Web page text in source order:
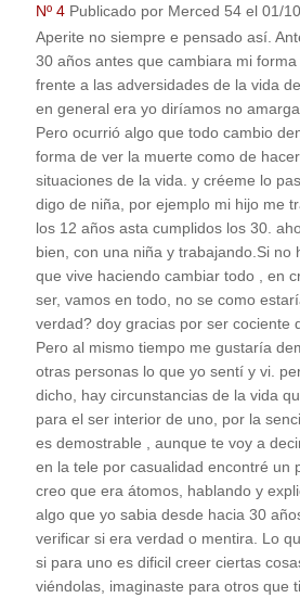
Nº 4Publicado por Merced 54el 01/
Aperite no siempre e pensado así.
30 años antes que cambiara mi
frente a las adversidades de la vida
en general era yo diríamos no
Pero ocurrió algo que todo cambio
forma de ver la muerte como de
situaciones de la vida. y créeme lo
digo de niña, por ejemplo mi hijo me
los 12 años asta cumplidos los 30.
bien, con una niña y trabajando.Si no
que vive haciendo cambiar todo , en
ser, vamos en todo, no se como
verdad? doy gracias por ser cociente
Pero al mismo tiempo me gustaría
otras personas lo que yo sentí y vi.
dicho, hay circunstancias de la vida
para el ser interior de uno, por la
es demostrable , aunque te voy a
en la tele por casualidad encontré un
creo que era átomos, hablando y
algo que yo sabia desde hacia 30
verificar si era verdad o mentira. Lo
si para uno es dificil creer ciertas
viéndolas, imaginaste para otros que